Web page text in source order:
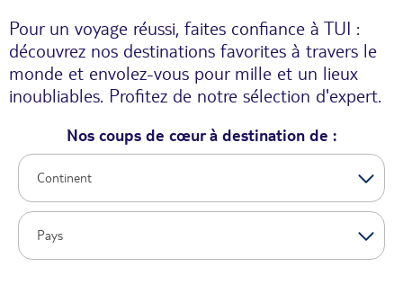
Pour un voyage réussi, faites confiance à TUI :
découvrez nos destinations favorites à travers le
monde et envolez-vous pour mille et un lieux
inoubliables. Profitez de notre sélection d'expert.
Nos coups de cœur à destination de :